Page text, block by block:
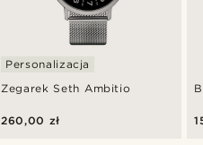
Zegarek Seth Ambitio
Personalizacja
260,00 zł